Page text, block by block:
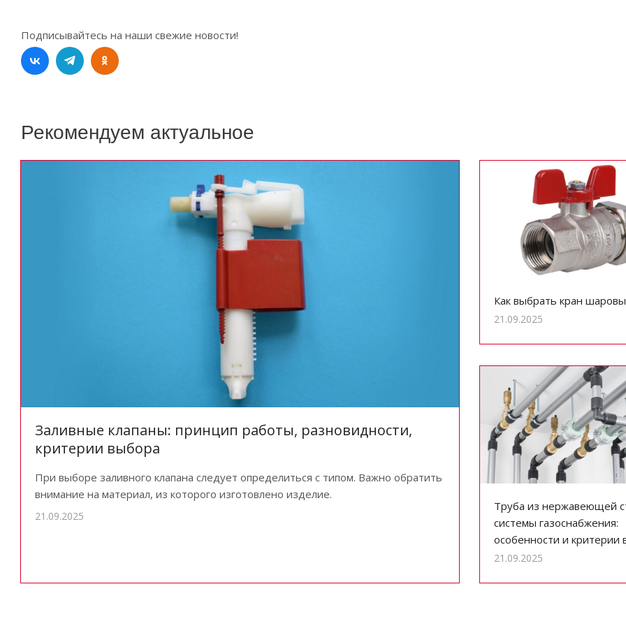
Подписывайтесь на наши свежие новости!
Рекомендуем актуальное
Заливные клапаны: принцип работы, разновидности,
критерии выбора
При выборе заливного клапана следует определиться с типом. Важно обратить
внимание на материал, из которого изготовлено изделие.
21.09.2025
Как выбрать кран
21.09.2025
Труба из нержавеющей
системы газоснабжения:
особенности и критерии
21.09.2025